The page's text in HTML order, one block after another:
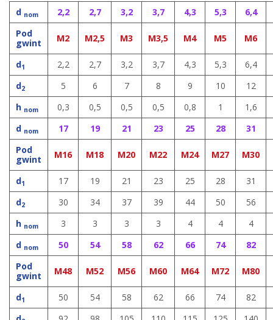
d nom 2,2 2,7 3,2 3,7 4,3 5,3
6,4
Pod
gwint
M2 M2,5 M3 M3,5 M4 M5 M6
d1 2,2 2,7 3,2 3,7 4,3 5,3
6,4
d2 5 6 7 8 9 10
12
h nom 0,3 0,5 0,5 0,5 0,8 1
1,6
d nom 17 19 21 23 25 28
31
Pod
gwint
M16 M18 M20 M22 M24 M27 M30
d1 17 19 21 23 25 28
31
d2 30 34 37 39 44 50
56
h nom 3 3 3 3 4 4
4
d nom 50 54 58 62 66 74
82
Pod
gwint
M48 M52 M56 M60 M64 M72 M80
d1 50 54 58 62 66 74
82